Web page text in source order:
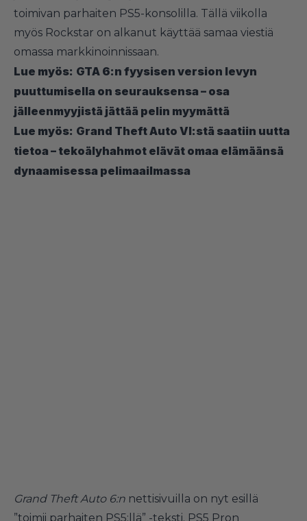
toimivan parhaiten PS5-konsolilla. Tällä viikolla
myös Rockstar on alkanut käyttää samaa viestiä
omassa markkinoinnissaan.
Lue myös: GTA 6:n fyysisen version levyn
puuttumisella on seurauksensa – osa
jälleenmyyjistä jättää pelin myymättä
Lue myös: Grand Theft Auto VI:stä saatiin uutta
tietoa – tekoälyhahmot elävät omaa elämäänsä
dynaamisessa pelimaailmassa
Grand Theft Auto 6:n nettisivuilla on nyt esillä
”toimii parhaiten PS5:llä” -teksti. PS5 Pron